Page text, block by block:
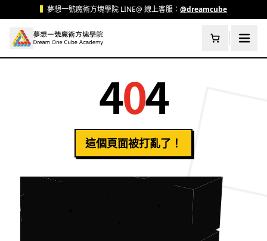
跳至主要內容夢想一號魔術方塊學院 LINE@ 線上客服： @dreamcube
404
這個頁面被打亂了！